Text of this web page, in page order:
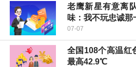
老鹰新星有意离
味：我不玩忠诚那
07-07
全国108个高温红
最高42.9℃